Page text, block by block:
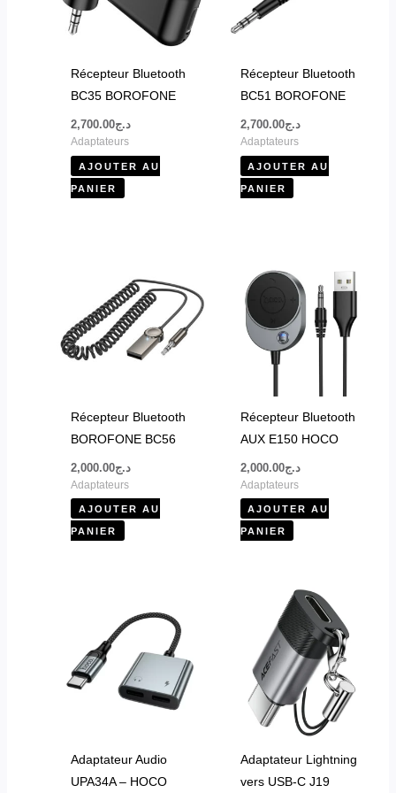
Récepteur Bluetooth
BC35 BOROFONE
د.ج2,700.00
Adaptateurs
AJOUTER AU
PANIER
Récepteur Bluetooth
BC51 BOROFONE
د.ج2,700.00
Adaptateurs
AJOUTER AU
PANIER
Récepteur Bluetooth
BOROFONE BC56
د.ج2,000.00
Adaptateurs
AJOUTER AU
PANIER
Récepteur Bluetooth
AUX E150 HOCO
د.ج2,000.00
Adaptateurs
AJOUTER AU
PANIER
Adaptateur Audio
UPA34A – HOCO
produit
plusieurs
variations.
Les
peuvent
être
Adaptateur Lightning
vers USB-C J19